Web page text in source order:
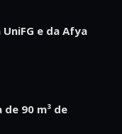
e da Afya
90 m³ de